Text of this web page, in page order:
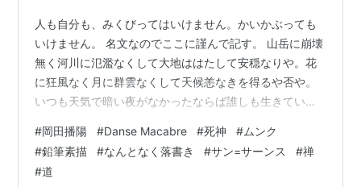
人も自分も、みくびってはいけません。かいかぶっても
いけません。 名文なのでここに謹んで記す。 山岳に崩壊
無く河川に氾濫なくして大地ははたして安穏なりや。花
に狂風なく月に群雲なくして天候恙なきを得るや否や。
いつも天気で暗い夜がなかったならば誰しも生きている
生。極陰は極陽に裏（つつ）まれ至剛は至柔に含まれ
る。水の剛性に接せざれば水の本性を識ることは難し
い。破壊は天の活動である。自然の偉業である。されば
#岡田播陽 #Danse Macabre #死神 #ムンク
#鉛筆素描 #なんとなく落書き #サン=サーンス #禅
#道